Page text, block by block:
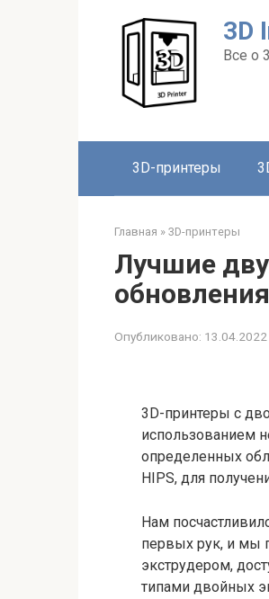
3D
Все о
3D-принтеры
Главная » 3D-принтеры
Лучшие
Опубликовано: 13.04.2022
3D-принтеры с
использованием
определенных
HIPS, для
Нам
первых рук, и мы
экструдером,
типами двойных